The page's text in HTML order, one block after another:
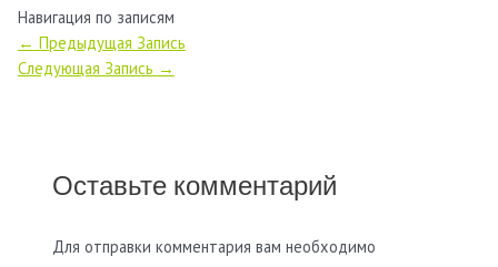
Навигация по записям
← Предыдущая Запись
Следующая Запись →
Оставьте комментарий
Для отправки комментария вам необходимо